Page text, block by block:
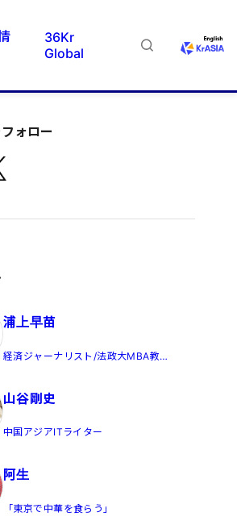
36Kr
Global
ォロー
浦上早苗
経済ジャーナリスト/法政大MBA教
山谷剛史
中国アジアITライター
阿生
「東京で中華を食らう」